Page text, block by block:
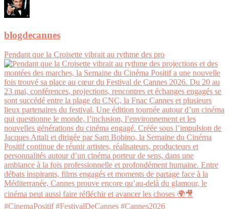
blogdecannes
Pendant que la Croisette vibrait au rythme des pro